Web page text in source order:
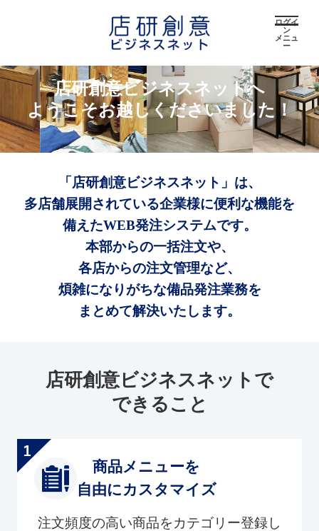
ログイ
ン
メニュ
ー
店研創意ビジネスネットへ
ようこそお越しくださいました！
「店研創意ビジネスネット」は、
多店舗展開されている企業様に便利な機能を
備えたWEB発注システムです。
本部からの一括注文や、
各店からの注文管理など、
煩雑になりがちな備品発注業務を
まとめて解決いたします。
店研創意ビジネスネットで
できること
商品メニューを
自由にカスタマイズ
注文頻度の高い商品をカテゴリー登録し